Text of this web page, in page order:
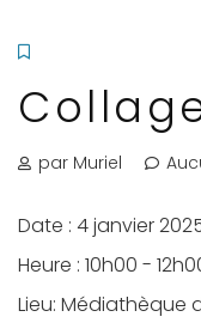
par Muriel
Date : 4 janvier
Heure : 10h00 -
Lieu: Médiathèque